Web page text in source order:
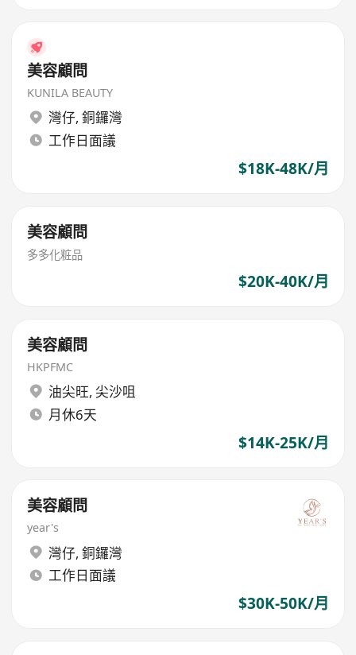
美容顧問
KUNILA BEAUTY
灣仔, 銅鑼灣
工作日面議
$18K-48K/月
美容顧問
多多化粧品
$20K-40K/月
美容顧問
HKPFMC
油尖旺, 尖沙咀
月休6天
$14K-25K/月
美容顧問
year's
灣仔, 銅鑼灣
工作日面議
$30K-50K/月